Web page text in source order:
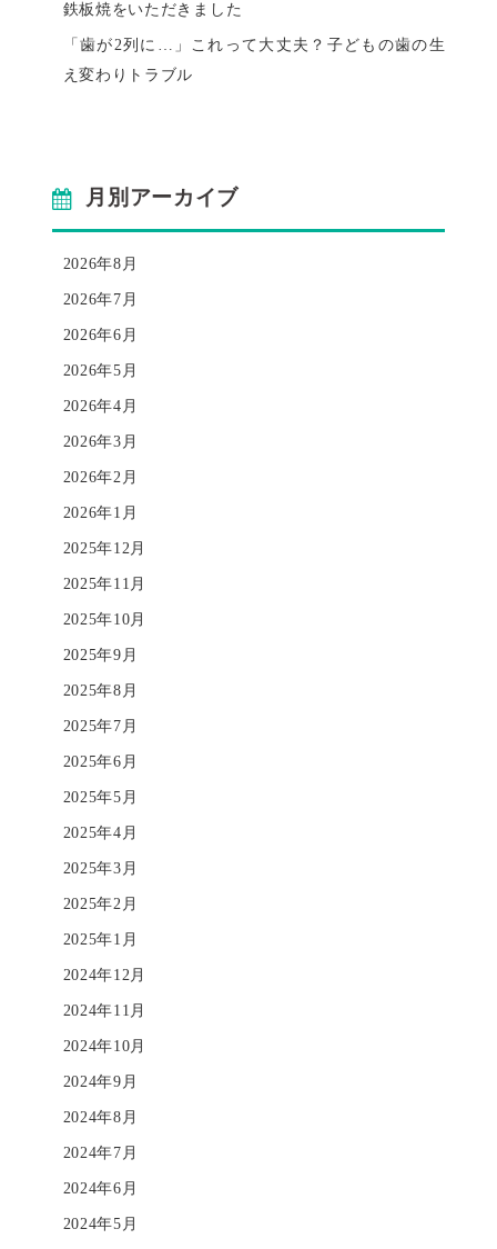
鉄板焼をいただきました
「歯が2列に…」これって大丈夫？子どもの歯の生
え変わりトラブル
月別アーカイブ
2026年8月
2026年7月
2026年6月
2026年5月
2026年4月
2026年3月
2026年2月
2026年1月
2025年12月
2025年11月
2025年10月
2025年9月
2025年8月
2025年7月
2025年6月
2025年5月
2025年4月
2025年3月
2025年2月
2025年1月
2024年12月
2024年11月
2024年10月
2024年9月
2024年8月
2024年7月
2024年6月
2024年5月